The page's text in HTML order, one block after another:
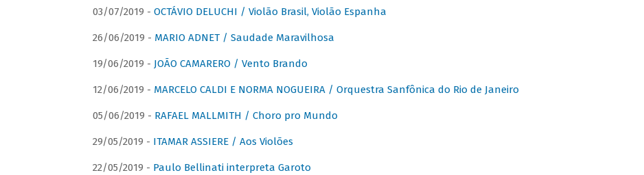
03/07/2019 - OCTÁVIO DELUCHI / Violão Brasil, Violão Espanha
26/06/2019 - MARIO ADNET / Saudade Maravilhosa
19/06/2019 - JOÃO CAMARERO / Vento Brando
12/06/2019 - MARCELO CALDI E NORMA NOGUEIRA / Orquestra Sanfônica do Rio de Janeiro
05/06/2019 - RAFAEL MALLMITH / Choro pro Mundo
29/05/2019 - ITAMAR ASSIERE / Aos Violões
22/05/2019 - Paulo Bellinati interpreta Garoto